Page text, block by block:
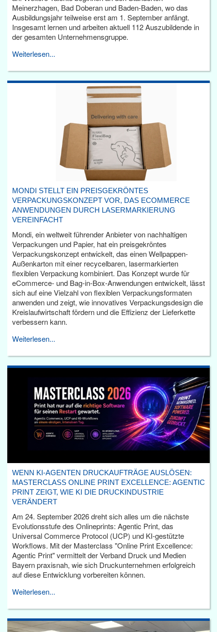
Meinerzhagen, Bad Doberan und Baden-Baden, wo das
Ausbildungsjahr teilweise erst am 1. September anfängt.
Insgesamt lernen und arbeiten aktuell 112 Auszubildende in
der gesamten Unternehmensgruppe.
Weiterlesen...
MONDI STELLT EIN PREISGEKRÖNTES
VERPACKUNGSKONZEPT VOR, DAS ECOMMERCE
ANWENDUNGEN DURCH LASERMARKIERUNG
VEREINFACHT
Mondi, ein weltweit führender Anbieter von nachhaltigen
Verpackungen und Papier, hat ein preisgekröntes
Verpackungskonzept entwickelt, das einen Wellpappen-
Außenkarton mit einer recycelbaren, lasermarkierten
flexiblen Verpackung kombiniert. Das Konzept wurde für
eCommerce- und Bag-in-Box-Anwendungen entwickelt, lässt
sich auf eine Vielzahl von flexiblen Verpackungsformaten
anwenden und zeigt, wie innovatives Verpackungsdesign die
Kreislaufwirtschaft fördern und die Effizienz der Lieferkette
verbessern kann.
Weiterlesen...
WENN KI-AGENTEN DRUCKAUFTRÄGE AUSLÖSEN:
MASTERCLASS ONLINE PRINT EXCELLENCE: AGENTIC
PRINT ZEIGT, WIE KI DIE DRUCKINDUSTRIE
VERÄNDERT
Am 24. September 2026 dreht sich alles um die nächste
Evolutionsstufe des Onlineprints: Agentic Print, das
Universal Commerce Protocol (UCP) und KI-gestützte
Workflows. Mit der Masterclass "Online Print Excellence:
Agentic Print" vermittelt der Verband Druck und Medien
Bayern praxisnah, wie sich Druckunternehmen erfolgreich
auf diese Entwicklung vorbereiten können.
Weiterlesen...